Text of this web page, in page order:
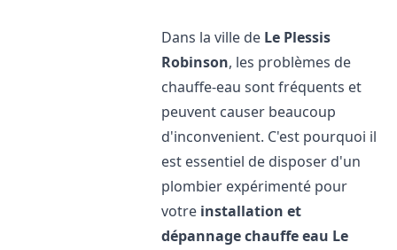
Dans la ville de Le Plessis
Robinson, les problèmes de
chauffe-eau sont fréquents et
peuvent causer beaucoup
d'inconvenient. C'est pourquoi il
est essentiel de disposer d'un
plombier expérimenté pour
votre installation et
dépannage chauffe eau Le